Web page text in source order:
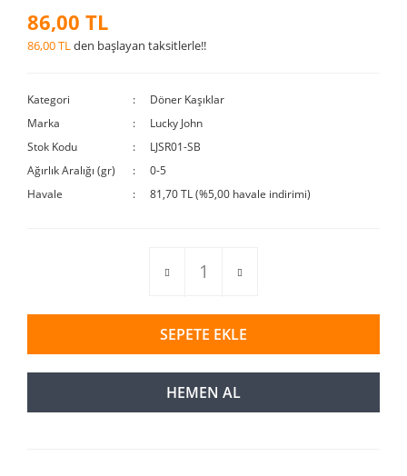
86,00 TL
86,00 TLden başlayan taksitlerle!!
Kategori
Döner Kaşıklar
Marka
Lucky John
Stok Kodu
LJSR01-SB
Ağırlık Aralığı (gr)
0-5
Havale
81,70 TL (%5,00 havale indirimi)
SEPETE EKLE
HEMEN AL